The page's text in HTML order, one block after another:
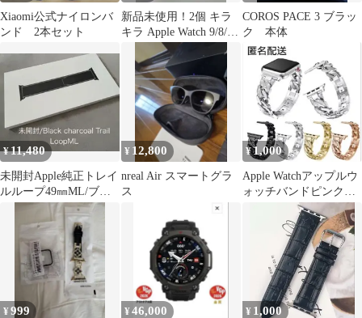
Xiaomi公式ナイロンバ
ンド 2本セット
新品未使用！2個 キラ
キラ Apple Watch 9/8/7
45mm ケース
COROS PACE 3 ブラッ
ク 本体
¥11,480
未開封Apple純正トレイ
ルループ49㎜ML/ブラ
ックチャコール②
¥ 12,800
nreal Air スマートグラ
ス
¥1,000
Apple Watchアップルウ
ォッチバンドピンクゴ
ールド色 42mm/44mm
¥999 ¥46,000 ¥ 1,000